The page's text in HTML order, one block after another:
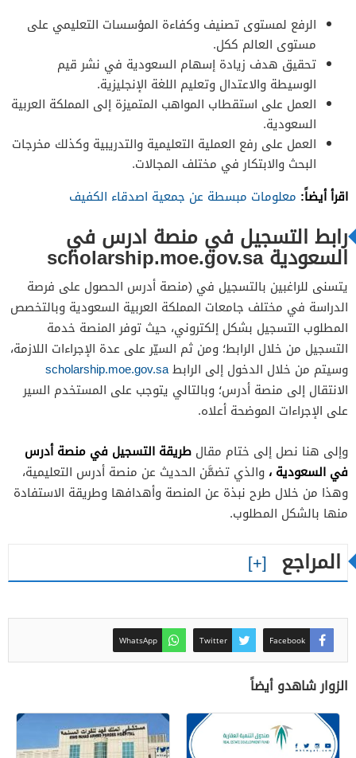
الرفع لمستوى تصنيف وكفاءة المؤسسات التعليمي على
مستوى العالم ككل.
تحقيق هدف زيادة إسهام السعودية في نشر قيم
الوسيطة والاعتدال وتعليم اللغة الإنجليزية.
العمل على استقطاب المواهب المتميزة إلى المملكة العربية
السعودية.
العمل على رفع العملية التعليمية والتدريبية وكذلك مخرجات
البحث والابتكار في مختلف المجالات.
اقرأ أيضاً: معلومات مبسطة عن جمعية اصدقاء الكفيف
رابط التسجيل في منصة ادرس في
السعودية scholarship.moe.gov.sa
يتسنى للراغبين بالتسجيل في (منصة أدرس الحصول على فرصة
الدراسة في مختلف جامعات المملكة العربية السعودية وبالتخصص
المطلوب التسجيل بشكل إلكتروني، حيث توفر المنصة خدمة
التسجيل من خلال الرابط؛ ومن ثم السيّر على عدة الإجراءات اللازمة،
وسيتم من خلال الدخول إلى الرابطscholarship.moe.gov.sa
الانتقال إلى منصة أدرس؛ وبالتالي يتوجب على المستخدم السير
على الإجراءات الموضحة أعلاه.
وإلى هنا نصل إلى ختام مقال طريقة التسجيل في منصة أدرس
في السعودية ، والذي تضمَّن الحديث عن منصة أدرس التعليمية،
وهذا من خلال طرح نبذة عن المنصة وأهدافها وطريقة الاستفادة
منها بالشكل المطلوب.
المراجع
Facebook
Twitter
WhatsApp
الزوار شاهدو أيضاً